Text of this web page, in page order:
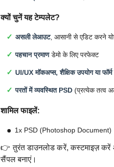
क्यों चुनें यह टेम्पलेट?
असली लेआउट, आसानी से एडिट करने
पहचान प्रमाणडेमो के लिए परफेक्ट
UI/UX मॉकअप्स, शैक्षिक उपयोग या
परतों में व्यवस्थित PSD (प्रत्येक तत्व
शामिल फाइलें:
1x PSD (Photoshop Document)
👉 तुरंत डाउनलोड करें, कस्टमाइज़ करें
सैंपल बनाएं।